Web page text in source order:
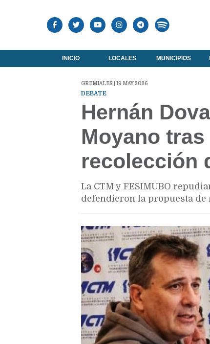
INICIO LOCALES MUNICIPIOS
GREMIALES | 19 MAY 2026
DEBATE
Hernán
Moyano
recolección
La CTM y FESIMUBO
defendieron la propuesta